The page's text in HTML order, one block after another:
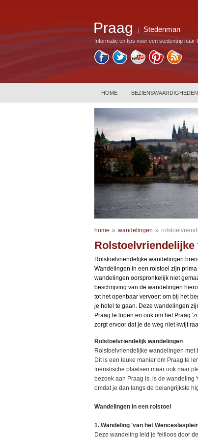
Praag Stedenman
Informatie en tips voor een stedentrip naar
HOME BEZIENSWAARDIGHEDEN
home » wandelingen »
Rolstoelvriendelijke
Rolstoelvriendelijke wandelingen
Wandelingen in een rolstoel zijn
wandelingen oorspronkelijk niet
beschrijving van de wandelingen
tot het openbaar vervoer: om bij het
je hotel te gaan. Deze wandelingen
Praag te lopen en ook om het Praag
zorgt ervoor dat je de weg niet kwijt
Rolstoelvriendelijk wandelingen
Rolstoelvriendelijke wandelingen met
Dit is een leuke manier om Praag te
toeristische plaatsen maar ook naar
bezoek aan Praag is, is de
omdat je dan langs de belangrijkste
Wandelingen in een rolstoel
1. Wandeling 'van het
Deze wandeling leid je feilloos door